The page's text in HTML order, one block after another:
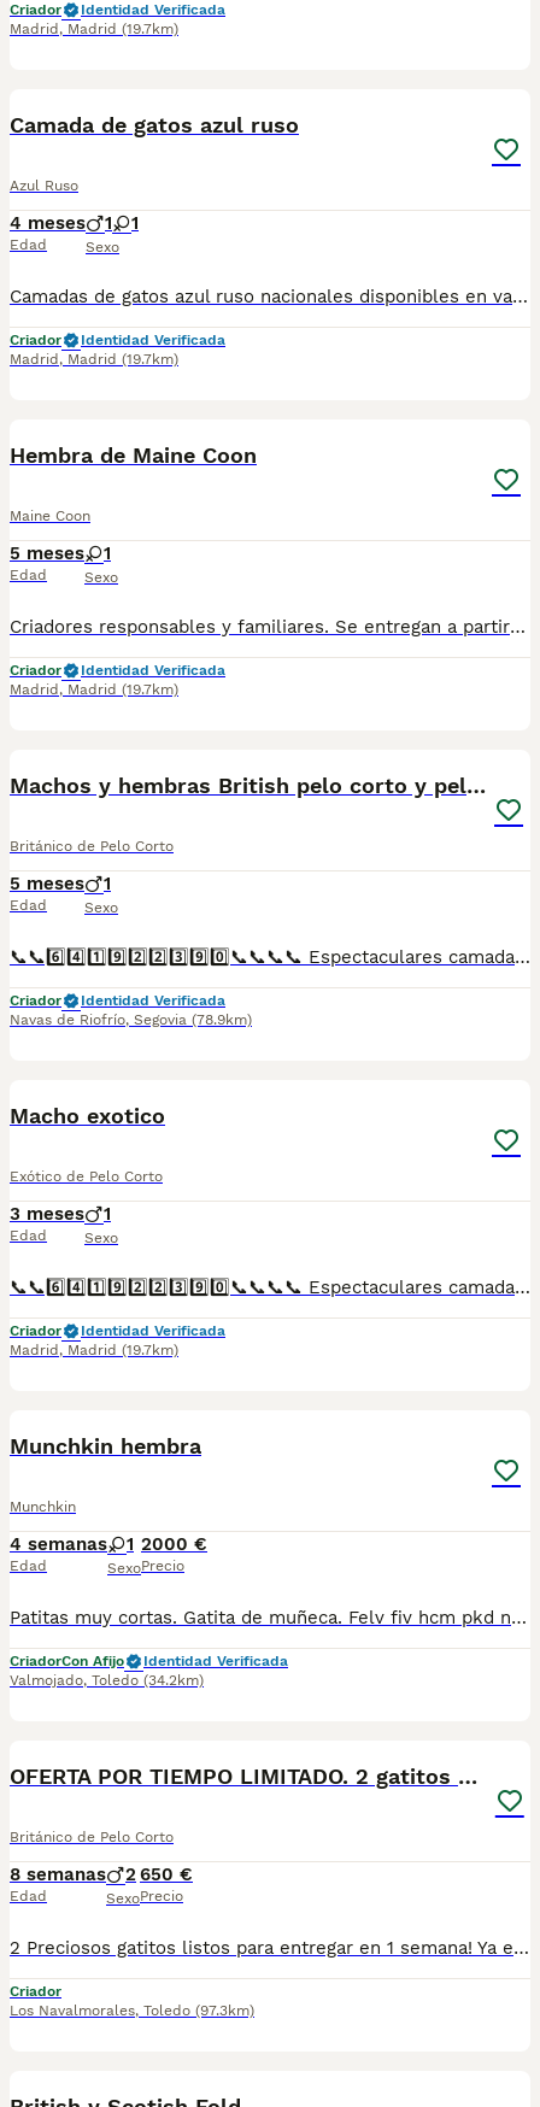
Criador
Identidad Verificada
Madrid , Madrid (19.7km)
Camada de gatos azul ruso
Azul Ruso
4 meses
Edad
1 1
Sexo
Camadas de gatos azul ruso nacionales disponibles en varios colores y tonalidades. Machos y hembras. Criadores responsables y familiares. Se entregan a partir de 2 meses de edad y sus vacunas correspondientes, desparasitados. Todos los cachorros son descendientes de las mejores líneas nacionales. Se entregan en toda España con transporte de alta calidad preparado para animales, van en vehículo climatizado con chófer particular a cargo del comprador. Si tienes dudas o consultas sobre la raza, podemos resolver tus dudas por whats app ;) Abogamos por una cría nacional (no en países del este) en un ambiente familiar con personas con vocación en una cría ética y responsable, y que por encima de todo, aman a los animales Teléfono / Whats app: 641 92 23 90
Criador
Identidad Verificada
Madrid , Madrid (19.7km)
Hembra de Maine Coon
Maine Coon
5 meses
Edad
1
Sexo
Criadores responsables y familiares. Se entregan a partir de 2 meses de edad y sus vacunas correspondientes, desparasitados. Todos los cachorros son descendientes de las mejores líneas nacionales. Se entregan en toda España con transporte de alta calidad preparado para animales, van en vehículo climatizado con chófer particular a cargo del comprador. Si tienes dudas o consultas sobre la raza, podemos resolver tus dudas por whats app ;) Abogamos por una cría nacional (no en países del este) en un ambiente familiar con personas con vocación en una cría ética y responsable, y que por encima de todo, aman a los animales Teléfono / Whats app: 641 92 23 90
Criador
Identidad Verificada
Madrid , Madrid (19.7km)
Machos y hembras British pelo corto y pelo largo
Británico de Pelo Corto
5 meses
Edad
1
Sexo
📞📞6️⃣4️⃣1️⃣9️⃣2️⃣2️⃣3️⃣9️⃣0️⃣📞📞📞📞 Espectaculares camadas de perritos de machos y hembras de British y scottish fold pero corto y pelo largo nacionales descendientes de las mejores líneas de sangre. Disponibles tanto hembras como machos. Las camadas están bajo supervisión veterinaria desde su nacimiento hasta que son entregadas a su nueva familia. Criados por un equipo de profesionales y mejores personas que, con más de 20 años de experiencia , cuidan a los animales por vocación, aplicando una cría ética y responsable para que cada cachorro se desarrolle con la mejor salud y con un buen temperamento. Todos los cachorritos se entregan con unos dos meses y medio de edad y sus vacunas correspondientes, desparasitados interna y externamente, con certificado de salud, y garantía tanto por enfermedad vírica como congénito genética. Posibilidad de entregar en toda España mediante transporte propio preparado para animales y con chofer privado. Los precios pueden variar según las características y morfología de cada cachorro. Añádenos al whats app o llámanos, y encantados atenderemos todas tus dudas y consultas. Teléfono / Whats app: 641 92 23 90
Criador
Identidad Verificada
Navas de Riofrío, Segovia (78.9km)
Macho exotico
Exótico de Pelo Corto
3 meses
Edad
1
Sexo
📞📞6️⃣4️⃣1️⃣9️⃣2️⃣2️⃣3️⃣9️⃣0️⃣📞📞📞📞 Espectaculares camadas de perritos de machos y hembras exotico pero corto y pelo largo nacionales descendientes de las mejores líneas de sangre. Disponibles tanto hembras como machos. Las camadas están bajo supervisión veterinaria desde su nacimiento hasta que son entregadas a su nueva familia. Criados por un equipo de profesionales y mejores personas que, con más de 20 años de experiencia , cuidan a los animales por vocación, aplicando una cría ética y responsable para que cada cachorro se desarrolle con la mejor salud y con un buen temperamento. Todos los cachorritos se entregan con unos dos meses y medio de edad y sus vacunas correspondientes, desparasitados interna y externamente, con certificado de salud, y garantía tanto por enfermedad vírica como congénito genética. Posibilidad de entregar en toda España mediante transporte propio preparado para animales y con chofer privado. Los precios pueden variar según las características y morfología de cada cachorro. Añádenos al whats app o llámanos, y encantados atenderemos todas tus dudas y consultas. Teléfono / Whats app: 641 92 23 90
Criador
Identidad Verificada
Madrid , Madrid (19.7km)
Munchkin hembra
Munchkin
4 semanas
Edad
1
Sexo
2000 €
Precio
Patitas muy cortas. Gatita de muñeca. Felv fiv hcm pkd negativo. Padres con pedigree. Criado en ambiente familiar. Lista para reservar. Abstenerse regateadores.
CriadorCon Afijo
Identidad Verificada
Valmojado, Toledo (34.2km)
OFERTA POR TIEMPO LIMITADO. 2 gatitos britanicos
Británico de Pelo Corto
8 semanas
Edad
2
Sexo
650 €
Precio
2 Preciosos gatitos listos para entregar en 1 semana! Ya estan comiendo solitos, y van al arenero, son una dulzura de lo cariñosos que son, ronronean muchisimo y te buscan... se pueden reservar el que te guste hasta su entrega. De entregan ambos machitos con revisision veterinaria, desparasitacion, vacunacion trivalente y cartilla sanitaria. Un encanto de gatitos. Si te interesa escribeme y te digo del que dispongo si es uno o los dos para reserva, y te envio mas fotos y video, te encantaran, estan gorditos y preciosos ;) El precio es real, aunque por un tiempo limitado, los hemos puesto por debajo de su precio habitual. El precio es por cada uno.
Criador
Los Navalmorales, Toledo (97.3km)